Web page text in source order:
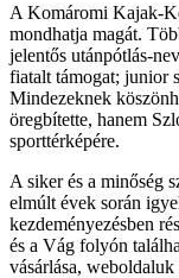
A Komáromi Kajak-
mondhatja magát.
jelentős utánpótlás-
fiatalt támogat; junior
Mindezeknek
öregbítette, hanem
sporttérképére.
A siker és a minőség
elmúlt évek során
kezdeményezésben
és a Vág folyón
vásárlása, weboldaluk